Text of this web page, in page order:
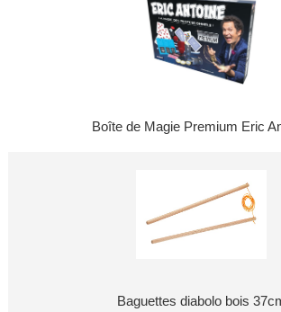
Boîte de Magie Premium Eric
Baguettes diabolo bois